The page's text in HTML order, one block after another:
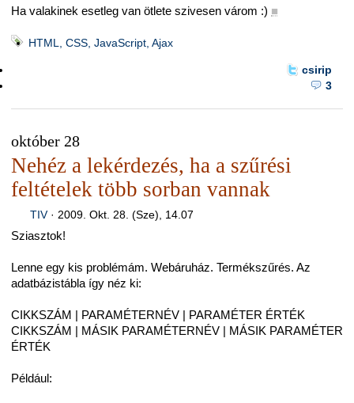
Ha valakinek esetleg van ötlete szivesen várom :) ■
HTML, CSS, JavaScript, Ajax
csirip
3
október 28
Nehéz a lekérdezés, ha a szűrési
feltételek több sorban vannak
TIV· 2009. Okt. 28. (Sze), 14.07
Sziasztok!
Lenne egy kis problémám. Webáruház. Termékszűrés. Az
adatbázistábla így néz ki:
CIKKSZÁM | PARAMÉTERNÉV | PARAMÉTER ÉRTÉK
CIKKSZÁM | MÁSIK PARAMÉTERNÉV | MÁSIK PARAMÉTER
ÉRTÉK
Például: